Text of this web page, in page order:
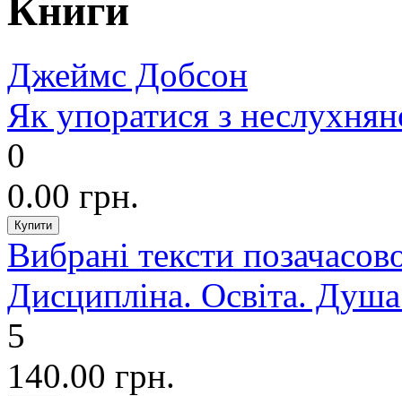
Книги
Джеймс Добсон
Як упоратися з
0
0.00 грн.
Вибрані тексти
Дисципліна. Освіта.
5
140.00 грн.